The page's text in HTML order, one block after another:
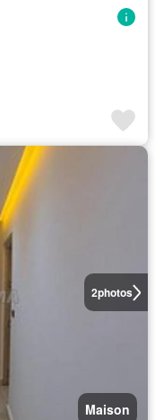
2photos
Maison